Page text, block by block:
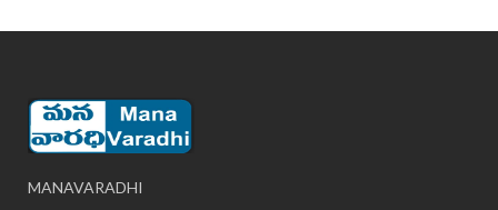
MANAVARADHI